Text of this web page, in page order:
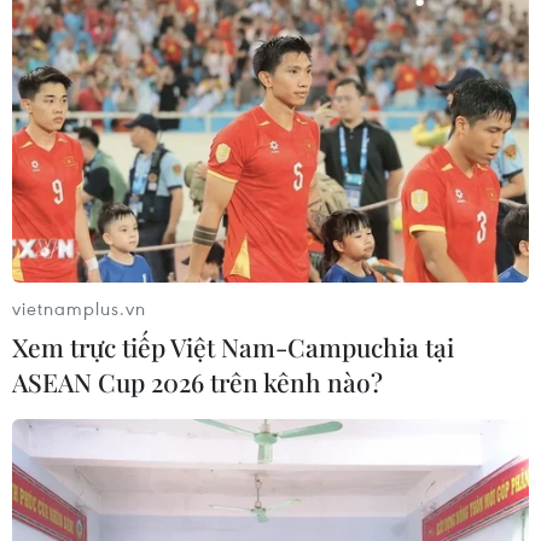
vietnamplus.vn
Xem trực tiếp Việt Nam-Campuchia tại
ASEAN Cup 2026 trên kênh nào?